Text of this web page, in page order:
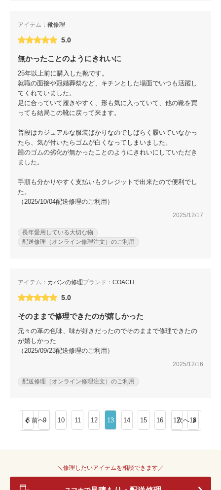
アイテム： 靴修理
5.0
無かったことのようにきれいに
25年以上前に購入した靴です。
就職の面接や冠婚葬祭など、キチンとした場面でいつも活躍し
てくれていました。
足に合っていて履きやすく、形も気に入っていて、他の靴を買
っても結局この靴に戻って来ます。
普段はカジュアルな服装ばかりなのでしばらく履いていなかっ
たら、気が付いたらゴムが白くなってしまいました。
踵のゴムの劣化が無かったことのようにきれいにしていただき
ました。
手順も分かりやすく支払いもクレジットで出来たので便利でし
た。
（2025/10/04配送修理のご利用）
2025/12/17
長年愛用している大切な物
配送修理（オンライン修理注文）のご利用
アイテム： カバンの修理ブランド： COACH
5.0
そのままで修理できたのが嬉しかった
元々の革の色味、味が好きだったのでそのままで修理できたの
が嬉しかった
（2025/09/23配送修理のご利用）
2025/12/16
配送修理（オンライン修理注文）のご利用
前へ
8 9 10 11 12 13 14 15 16 17 18
次へ
＼修理したいアイテムを相談できます／